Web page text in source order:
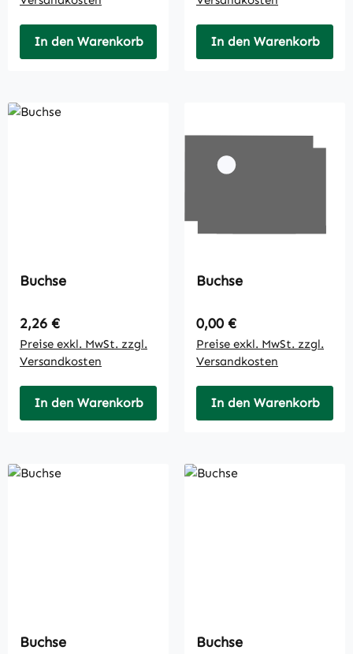
In den Warenkorb In den Warenkorb
Buchse
Regulärer Preis:
2,26 €
Preise exkl. MwSt. zzgl.
Versandkosten
In den Warenkorb
Buchse
Regulärer Preis:
0,00 €
Preise exkl. MwSt. zzgl.
Versandkosten
In den Warenkorb
Buchse Buchse